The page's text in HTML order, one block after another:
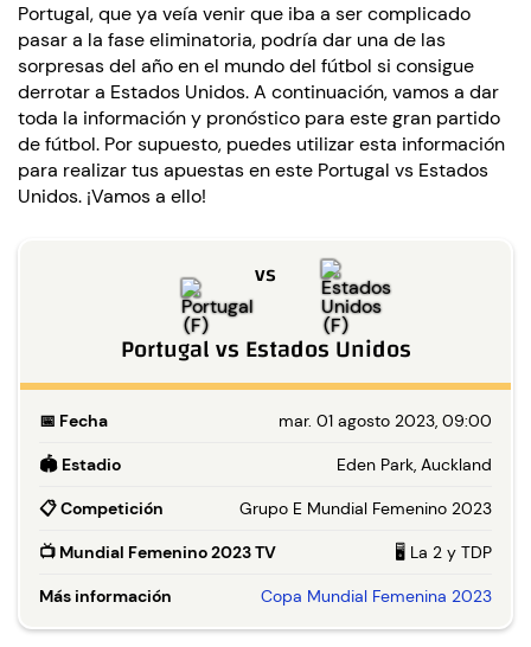
Portugal, que ya veía venir que iba a ser complicado
pasar a la fase eliminatoria, podría dar una de las
sorpresas del año en el mundo del fútbol si consigue
derrotar a Estados Unidos. A continuación, vamos a dar
toda la información y pronóstico para este gran partido
de fútbol. Por supuesto, puedes utilizar esta información
para realizar tus apuestas en este Portugal vs Estados
Unidos. ¡Vamos a ello!
vs
PortugalvsEstados Unidos
📅 Fecha mar. 01 agosto 2023, 09:00
🏟️ Estadio Eden Park, Auckland
📋Competición Grupo E Mundial Femenino 2023
📺 Mundial Femenino 2023 TV 🖥️ La 2 y TDP
Más información Copa Mundial Femenina 2023